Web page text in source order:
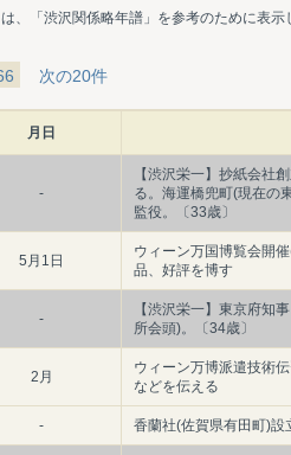
は、「渋沢関係略年譜」を参考のために表
次の20件
月日
-
【渋沢栄一】抄紙会社
る。海運橋兜町(現在の
監役。〔33歳〕
5月1日
ウィーン万国博覧会開
品、好評を博す
-
【渋沢栄一】東京府知
所会頭)。〔34歳〕
2月
ウィーン万博派遣技術
などを伝える
- 香蘭社(佐賀県有田町)設